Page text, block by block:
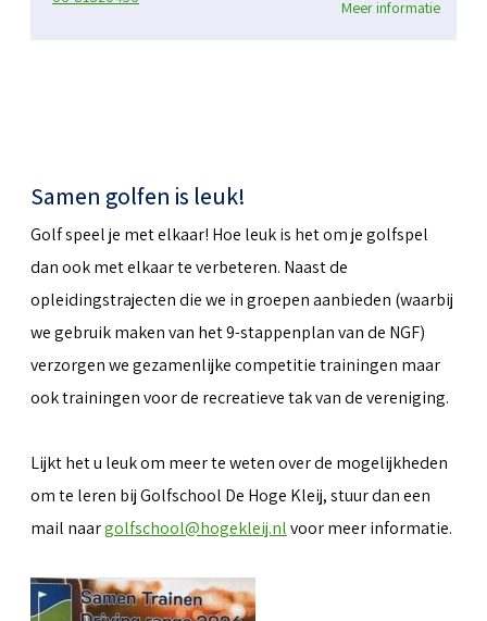
Meer informatie
Samen golfen is leuk!
Golf speel je met elkaar! Hoe leuk is het om je golfspel
dan ook met elkaar te verbeteren. Naast de
opleidingstrajecten die we in groepen aanbieden (waarbij
we gebruik maken van het 9-stappenplan van de NGF)
verzorgen we gezamenlijke competitie trainingen maar
ook trainingen voor de recreatieve tak van de vereniging.
Lijkt het u leuk om meer te weten over de mogelijkheden
om te leren bij Golfschool De Hoge Kleij, stuur dan een
mail naargolfschool@hogekleij.nlvoor meer informatie.